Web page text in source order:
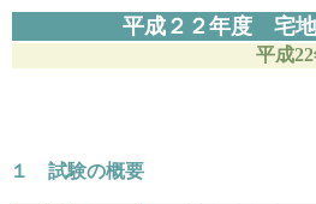
平成２２年度 宅地
平成
１ 試験の概要